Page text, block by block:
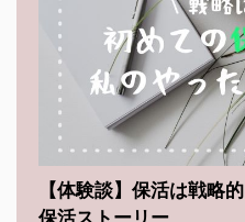
【体験談】保活は戦略
保活ストーリー